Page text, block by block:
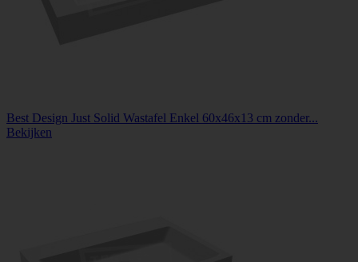
Best Design Just Solid Wastafel Enkel 60x46x13 cm zonder...
Bekijken